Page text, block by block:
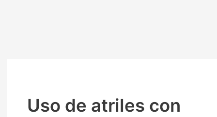
Uso de atriles con